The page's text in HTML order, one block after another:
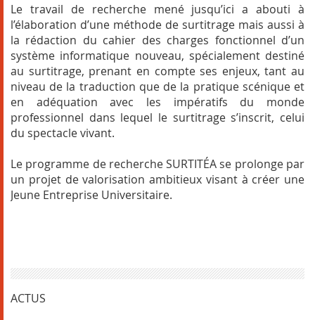
Le travail de recherche mené jusqu’ici a abouti à
l’élaboration d’une méthode de surtitrage mais aussi à
la rédaction du cahier des charges fonctionnel d’un
système informatique nouveau, spécialement destiné
au surtitrage, prenant en compte ses enjeux, tant au
niveau de la traduction que de la pratique scénique et
en adéquation avec les impératifs du monde
professionnel dans lequel le surtitrage s’inscrit, celui
du spectacle vivant.
Le programme de recherche SURTITÉA se prolonge par
un projet de valorisation ambitieux visant à créer une
Jeune Entreprise Universitaire.
ACTUS